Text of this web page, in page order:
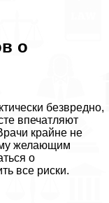
о
безвредно,
впечатляют
крайне не
желающим
о
все риски.